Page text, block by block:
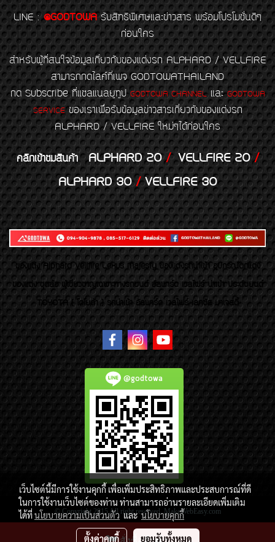
LINE : @GODTOWA รับสิทธิพิเศษและข่าวสาร พร้อมโปรโมชั่นดีๆ
ก่อนใคร
สำหรับผู้ที่สนใจข้อมูลเกี่ยวกับของแต่งรถ ALPHARD / VELLFIRE
สามารถกดไลค์ที่เพจ GODTOWATHAILAND
กด Subscribe ที่แชลแนลยูทูป GODTOWA CHANNELและGODTOWA
SERVICEของเราเพื่อรับข้อมูลข่าวสารเกี่ยวกับของแต่งรถ
ALPHARD / VELLFIRE ใหม่ๆได้ก่อนใคร
คลิกเข้าชมสินค้า ALPHARD 20/VELLFIRE 20/
ALPHARD 30/VELLFIRE 30
ของเเต่ง Alphard Vellfire Lexus Majesty ของเเต่งรถนำเข้า อุปกรณ์ตกแต่ง
ของแต่ง ชุดล้อ ผู้เชี่ยวชาญเฉพาะทางรถยนต์ อัลพาร์ด เวลไฟร์ นำเข้า ประดับยนต์
TOYOTA ( โตโยต้า ) รถนำเข้า อัลพาร์ด เวลไฟร์ เลกซัส มาเจสตี้
@godtowa
© Copyright 2015 All right reserved. MakeWebEasy.com
ผู้เข้าชมขณะนี้
เว็บไซต์นี้มีการใช้งานคุกกี้ เพื่อเพิ่มประสิทธิภาพและประสบการณ์ที่ดี
ในการใช้งานเว็บไซต์ของท่าน ท่านสามารถอ่านรายละเอียดเพิ่มเติม
ได้ที่นโยบายความเป็นส่วนตัวและนโยบายคุกกี้
ตั้งค่าคุกกี้ ยอมรับทั้งหมด